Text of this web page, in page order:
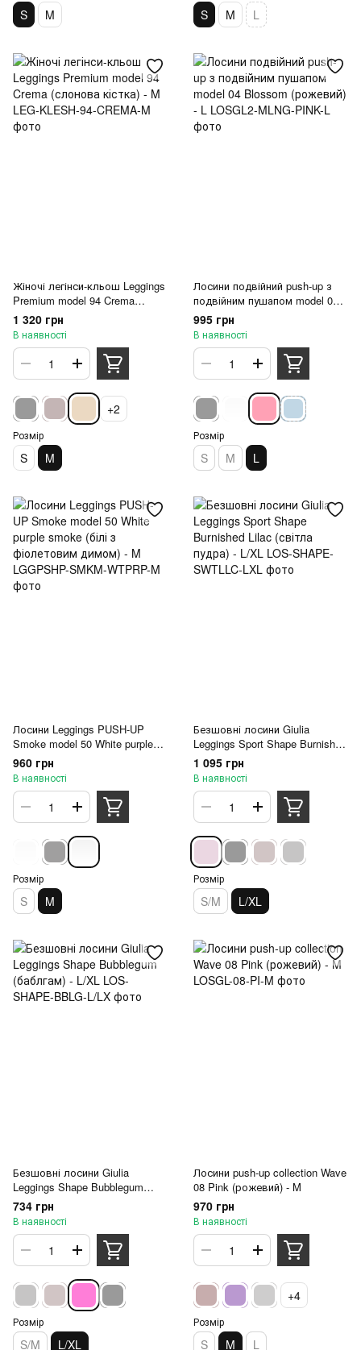
S M S M L
Жіночі легінси-кльош Leggings
Premium model 94 Crema
(слонова кістка) - M
1 320 грн
В наявності
+2
Розмір
S M
Лосини подвійний push-up з
подвійним пушапом model 04
Blossom (рожевий) - L
995 грн
В наявності
Розмір
S M L
Лосини Leggings PUSH-UP
Smoke model 50 White purple
smoke (білі з фіолетовим
димом) - M
960 грн
В наявності
Розмір
S M
Безшовні лосини Giulia
Leggings Sport Shape Burnished
Lilac (світла пудра) - L/XL
1 095 грн
В наявності
Розмір
S/M L/XL
Безшовні лосини Giulia
Leggings Shape Bubblegum
(баблгам) - L/XL
734 грн
В наявності
Розмір
S/M L/XL
Лосини push-up collection Wave
08 Pink (рожевий) - M
970 грн
В наявності
+4
Розмір
S M L